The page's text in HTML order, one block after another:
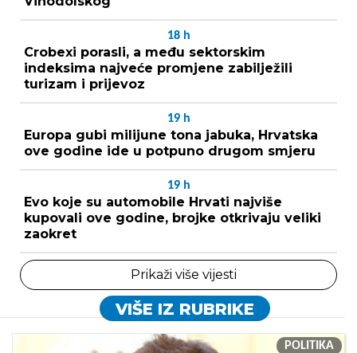
18 h
Crobexi porasli, a među sektorskim
indeksima najveće promjene zabilježili
turizam i prijevoz
19 h
Europa gubi milijune tona jabuka, Hrvatska
ove godine ide u potpuno drugom smjeru
19 h
Evo koje su automobile Hrvati najviše
kupovali ove godine, brojke otkrivaju veliki
zaokret
Prikaži više vijesti
VIŠE IZ RUBRIKE
POLITIKA